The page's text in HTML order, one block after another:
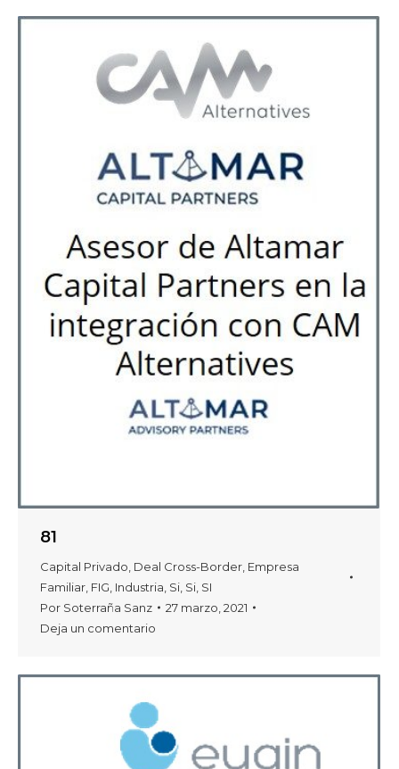
81
Capital Privado Deal Cross-Border Empresa
Familiar FIG Industria Si Si SI
Por Soterraña Sanz
27 marzo, 2021
Deja un comentario